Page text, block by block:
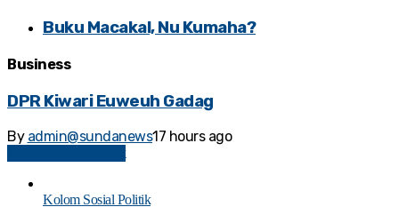
Buku Macakal, Nu Kumaha?
Business
DPR Kiwari Euweuh Gadag
By admin@sundanews17 hours ago
Kolom Sosial Politik